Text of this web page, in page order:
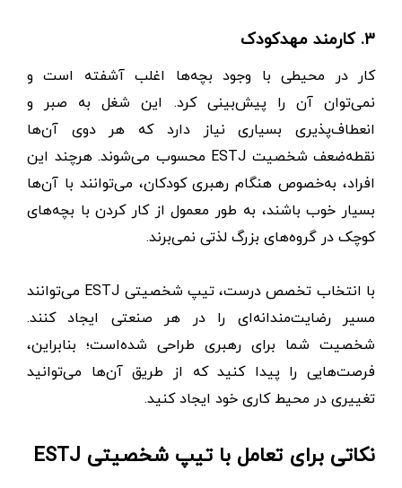
۳. کارمند مهدکودک
کار در محیطی با وجود بچه‌ها اغلب آشفته است و
نمی‌توان آن را پیش‌بینی کرد. این شغل به صبر و
انعطاف‌پذیری بسیاری نیاز دارد که هر دوی آن‌ها
نقطه‌ضعف شخصیت ESTJ محسوب می‌شوند. هرچند این
افراد، به‌خصوص هنگام رهبری کودکان، می‌توانند با آن‌ها
بسیار خوب باشند، به طور معمول از کار کردن با بچه‌های
کوچک در گروه‌های بزرگ لذتی نمی‌برند.
با انتخاب تخصص درست، تیپ شخصیتی ESTJ می‌توانند
مسیر رضایت‌مندانه‌ای را در هر صنعتی ایجاد کنند.
شخصیت شما برای رهبری طراحی شده‌است؛ بنابراین،
فرصت‌هایی را پیدا کنید که از طریق آن‌ها می‌توانید
تغییری در محیط کاری خود ایجاد کنید.
نکاتی برای تعامل با تیپ شخصیتی ESTJ